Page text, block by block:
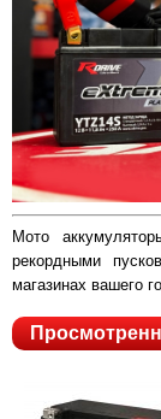
Мото
рекордными
магазинах вашего